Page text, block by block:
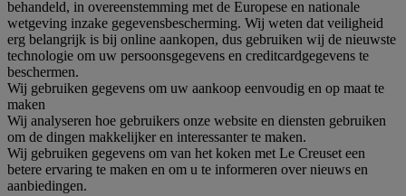
behandeld, in overeenstemming met de Europese en nationale
wetgeving inzake gegevensbescherming. Wij weten dat veiligheid
erg belangrijk is bij online aankopen, dus gebruiken wij de nieuwste
technologie om uw persoonsgegevens en creditcardgegevens te
beschermen.
Wij gebruiken gegevens om uw aankoop eenvoudig en op maat te
maken
Wij analyseren hoe gebruikers onze website en diensten gebruiken
om de dingen makkelijker en interessanter te maken.
Wij gebruiken gegevens om van het koken met Le Creuset een
betere ervaring te maken en om u te informeren over nieuws en
aanbiedingen.